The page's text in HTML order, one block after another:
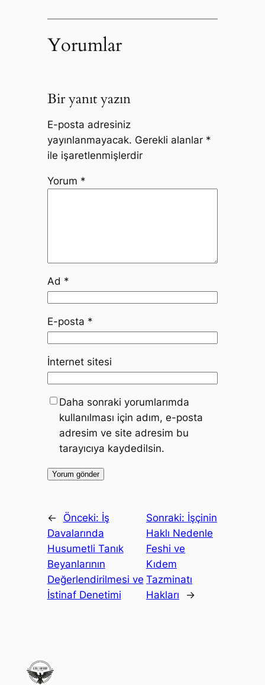
Yorumlar
Bir yanıt yazın
E-posta adresiniz
yayınlanmayacak. Gerekli alanlar *
ile işaretlenmişlerdir
Yorum *
Ad *
E-posta *
İnternet sitesi
Daha sonraki yorumlarımda
kullanılması için adım, e-posta
adresim ve site adresim bu
tarayıcıya kaydedilsin.
← Önceki: İş
Davalarında
Husumetli Tanık
Beyanlarının
Değerlendirilmesi ve
İstinaf Denetimi
Sonraki: İşçinin
Haklı Nedenle
Feshi ve
Kıdem
Tazminatı
Hakları
→